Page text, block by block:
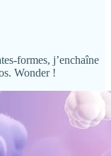
formes, j’enchaîne
Wonder !